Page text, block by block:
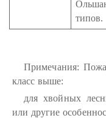
типов.
Примечания:
класс выше:
для хвойных
или другие